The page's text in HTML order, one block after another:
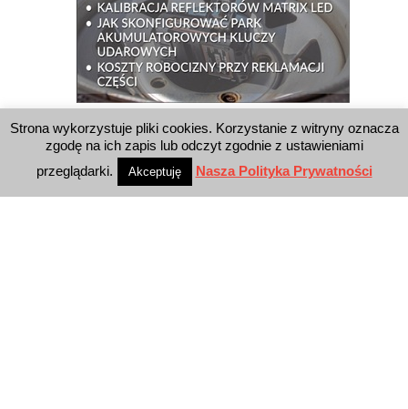
WYSZUKIWARKA
Strona wykorzystuje pliki cookies. Korzystanie z witryny oznacza
zgodę na ich zapis lub odczyt zgodnie z ustawieniami
przeglądarki.
Akceptuję Nasza Polityka Prywatności